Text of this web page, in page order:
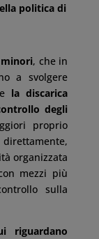
politica di
, che in
a svolgere
la discarica
degli
proprio
organizzata
mezzi più
sulla
riguardano